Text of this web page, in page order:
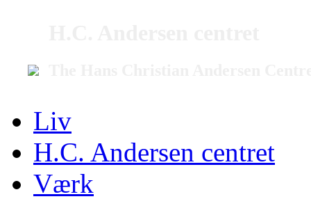
Liv
H.C. Andersen centret
Værk